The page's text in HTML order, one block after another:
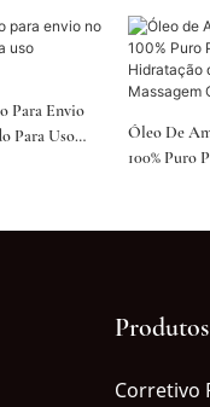
Para Envio
Para Uso
Óleo De
100% Puro
Produtos
Corretivo